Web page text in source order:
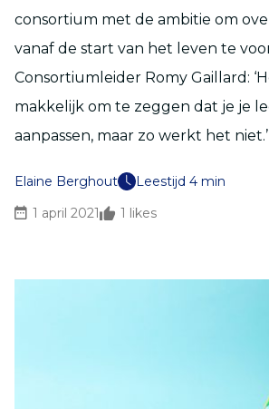
consortium met de ambitie om
vanaf de start van het leven te
Consortiumleider Romy Gaillard:
makkelijk om te zeggen dat je je
aanpassen, maar zo werkt het niet.’
Elaine Berghout
Leestijd 4 min
1 april 2021
1 likes